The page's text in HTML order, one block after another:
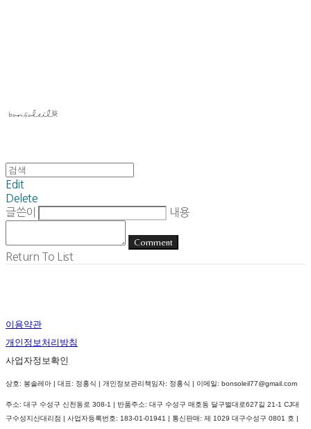
Edit
Delete
글쓴이
내용
Comment
Return To List
이용약관
개인정보처리방침
사업자정보확인
상호: 봉솔레아 | 대표: 정홍식 | 개인정보관리책임자: 정홍식 | 이메일: bonsoleil77@gmail.com
주소: 대구 수성구 신천동로 308-1 | 반품주소: 대구 수성구 매호동 달구벌대로627길 21-1 CJ대
구수성지산대리점 | 사업자등록번호: 183-01-01941 | 통신판매: 제 1029 대구수성구 0801 호 |